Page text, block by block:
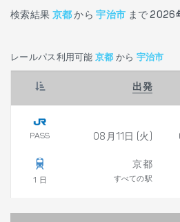
検索結果 京都 から宇治市 まで2026
レールパス利用可能 京都 から 宇治市
出発
PASS
1 日
08月11日 (火)
京都
すべての駅